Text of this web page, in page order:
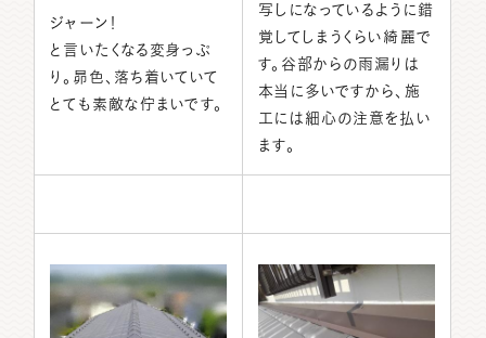
ジャーン！
と言いたくなる変身っぷ
り。昴色、落ち着いていて
とても素敵な佇まいです。
写しになっているように錯
覚してしまうくらい綺麗で
す。谷部からの雨漏りは
本当に多いですから、施
工には細心の注意を払い
ます。